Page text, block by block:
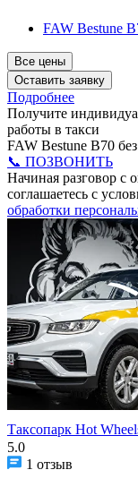
FAW Bestune
Все цены
Оставить заявку
Подробнее
Получите
работы в такси
FAW Bestune B70
📞 ПОЗВОНИТЬ
Начиная разговор с
соглашаетесь с
обработки
Таксопарк Hot
5.0
1 отзыв